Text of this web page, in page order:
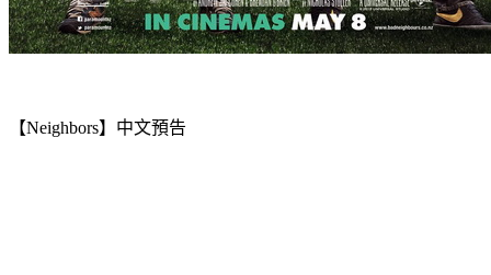
【Neighbors】中文預告